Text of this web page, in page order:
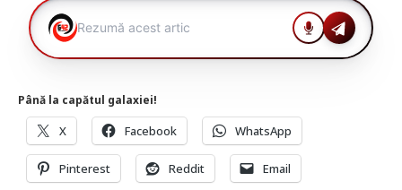
Până la capătul galaxiei!
X Facebook WhatsApp
Pinterest Reddit Email